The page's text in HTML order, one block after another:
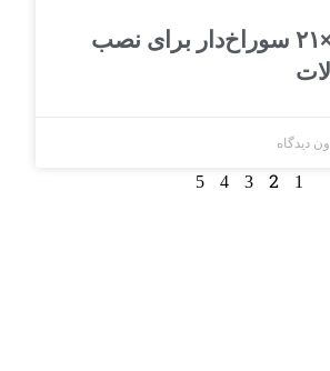
پروفیل ۴۱×۲۱ سوراخ‌دار برای نصب
دیدگاه
1
2
3
4
5